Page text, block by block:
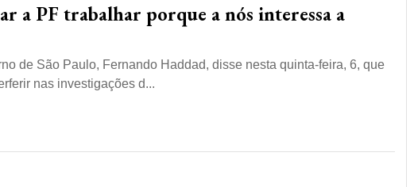
a PF trabalhar porque a nós interessa a
de São Paulo, Fernando Haddad, disse nesta quinta-feira, 6, que
nas investigações d...